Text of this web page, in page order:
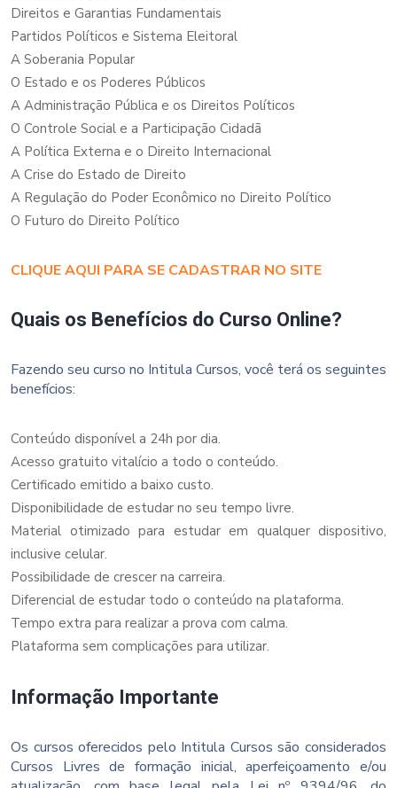
Direitos e Garantias Fundamentais
Partidos Políticos e Sistema Eleitoral
A Soberania Popular
O Estado e os Poderes Públicos
A Administração Pública e os Direitos Políticos
O Controle Social e a Participação Cidadã
A Política Externa e o Direito Internacional
A Crise do Estado de Direito
A Regulação do Poder Econômico no Direito Político
O Futuro do Direito Político
CLIQUE AQUI PARA SE CADASTRAR NO SITE
Quais os Benefícios do Curso Online?
Fazendo seu curso no Intitula Cursos, você terá os seguintes
benefícios:
Conteúdo disponível a 24h por dia.
Acesso gratuito vitalício a todo o conteúdo.
Certificado emitido a baixo custo.
Disponibilidade de estudar no seu tempo livre.
Material otimizado para estudar em qualquer dispositivo,
inclusive celular.
Possibilidade de crescer na carreira.
Diferencial de estudar todo o conteúdo na plataforma.
Tempo extra para realizar a prova com calma.
Plataforma sem complicações para utilizar.
Informação Importante
Os cursos oferecidos pelo Intitula Cursos são considerados
Cursos Livres de formação inicial, aperfeiçoamento e/ou